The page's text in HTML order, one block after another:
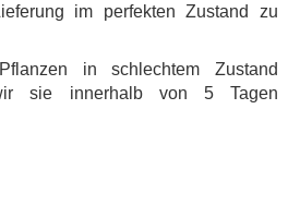
im perfekten Zustand zu
in schlechtem Zustand
sie innerhalb von 5 Tagen